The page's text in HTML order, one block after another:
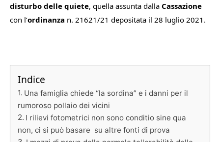
disturbo delle quiete, quella assunta dalla Cassazione
con l’ordinanza n. 21621/21 depositata il 28 luglio 2021.
Indice
Una famiglia chiede “la sordina” e i danni per il
rumoroso pollaio dei vicini
I rilievi fotometrici non sono conditio sine qua
non, ci si può basare su altre fonti di prova